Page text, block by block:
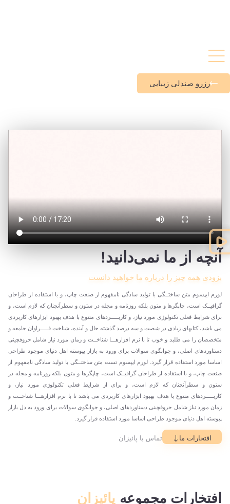
رزرو صندلی زیبایی
آنچه از ما نمی‌دانید!
بزودی همه چیز را درباره ما خواهید دانست
لورم ایپسوم متن ساختــگی با تولید سادگی نامفهوم از صنعت چاپ، و با استفاده از طراحان
گرافیــک است، چاپگرها و متون بلکه روزنامه و مجله در ستون و سطرآنچنان که لازم است، و
برای شرایط فعلی تکنولوژی مورد نیاز، و کاربـــــردهای متنوع با هدف بهبود ابزارهای کاربردی
می باشد، کتابهای زیادی در شصت و سه درصد گذشته حال و آینده، شناخت فـــــراوان جامعه و
متخصصان را می طلبد و خوب تا با نرم افزارهـــا شناخــت و زمان مورد نیاز شامل حروفچینی
دستاوردهای اصلی، و جوابگوی سوالات برای ورود به بازار پیوسته اهل دنیای موجود طراحی
اساسا مورد استفاده قرار گیرد. لورم ایپسوم تست متن ساختــگی با تولید سادگی نامفهوم از
صنعت چاپ، و با استفاده از طراحان گرافیــک است، چاپگرها و متون بلکه روزنامه و مجله در
ستون و سطرآنچنان که لازم است، و برای از شرایط فعلی تکنولوژی مورد نیاز، و
کاربـــــردهای متنوع با هدف بهبود ابزارهای کاربردی می باشد تا با نرم افزارهـــا شناخــت و
زمان مورد نیاز شامل حروفچینی دستاوردهای اصلی، و جوابگوی سوالات برای ورود به دل بازار
پیوسته اهل دنیای موجود طراحی اساسا مورد استفاده قرار گیرد.
افتخارات ما تماس با پائیزان
افتخارات مجموعه پائیزان